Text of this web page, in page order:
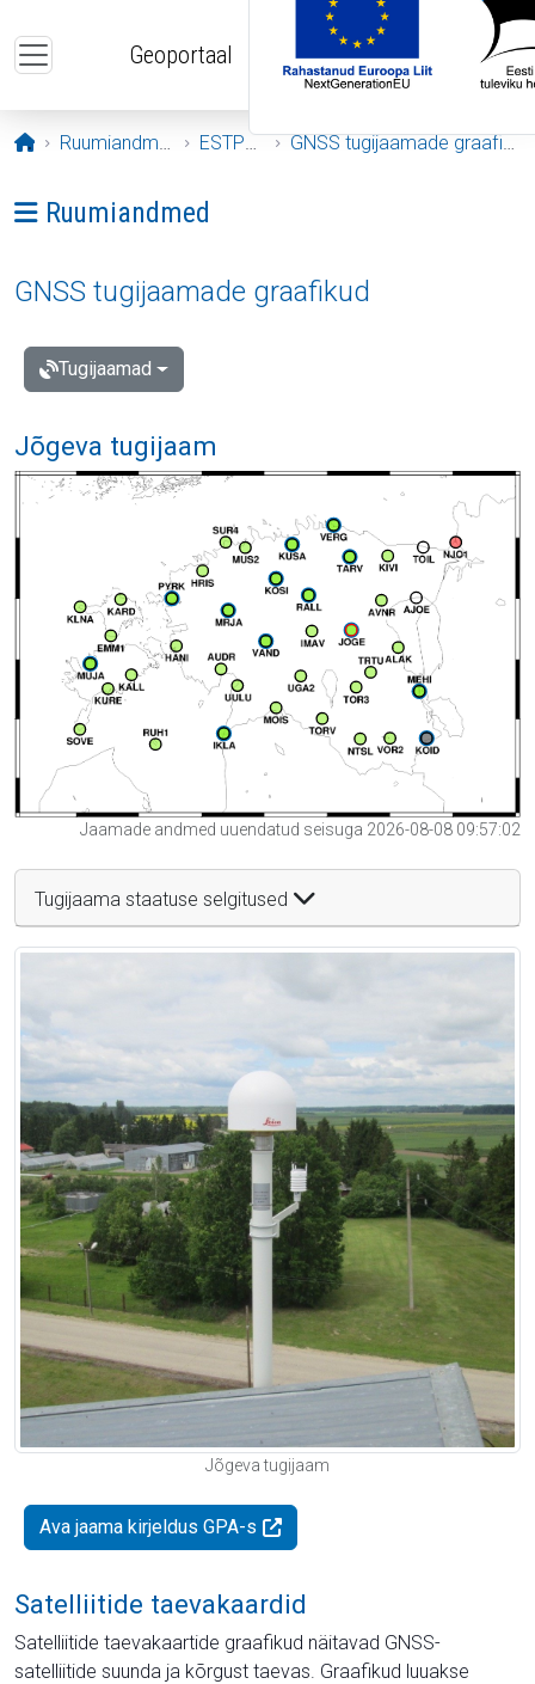
Geoportaal
Avaleht
Ruumiandmed ESTPOS GNSS tugijaamade graafikud
Ava menüü: Ruumiandmed
Ruumiandmed
GNSS tugijaamade graafikud
Tugijaamad
Jõgeva tugijaam
Jaamade andmed uuendatud seisuga 2026-08-08 09:57:02
Tugijaama staatuse selgitused
Jõgeva tugijaam
Ava jaama kirjeldus GPA-s
Satelliitide taevakaardid
Satelliitide taevakaartide graafikud näitavad GNSS-
satelliitide suunda ja kõrgust taevas. Graafikud luuakse